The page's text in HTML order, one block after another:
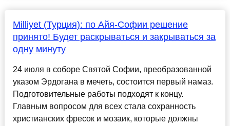
Milliyet (Турция): по Айя-Софии решение
принято! Будет раскрываться и закрываться за
одну минуту
24 июля в соборе Святой Софии, преобразованной
указом Эрдогана в мечеть, состоится первый намаз.
Подготовительные работы подходят к концу.
Главным вопросом для всех стала сохранность
христианских фресок и мозаик, которые должны